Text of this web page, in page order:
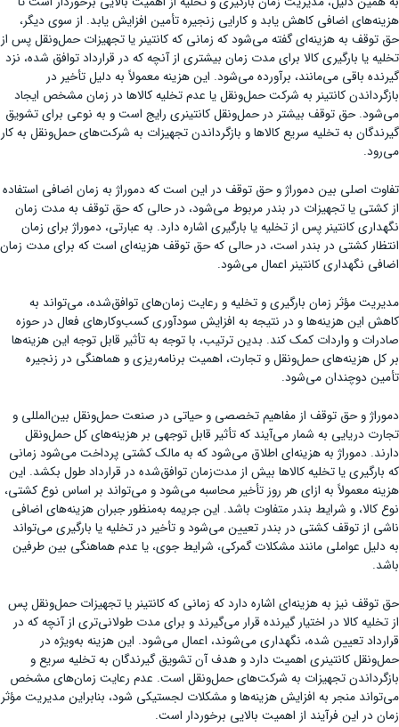
هزینه‌های اضافی کاهش یابد و کارایی زنجیره تأمین افزایش یابد. از سوی دیگر،
حق توقف به هزینه‌ای گفته می‌شود که زمانی که کانتینر یا تجهیزات حمل‌ونقل پس از
تخلیه یا بارگیری کالا برای مدت زمان بیشتری از آنچه که در قرارداد توافق شده، نزد
گیرنده باقی می‌مانند، برآورده می‌شود. این هزینه معمولاً به دلیل تأخیر در
بازگرداندن کانتینر به شرکت حمل‌ونقل یا عدم تخلیه کالاها در زمان مشخص ایجاد
می‌شود. حق توقف بیشتر در حمل‌ونقل کانتینری رایج است و به نوعی برای تشویق
گیرندگان به تخلیه سریع کالاها و بازگرداندن تجهیزات به شرکت‌های حمل‌ونقل به کار
می‌رود.
تفاوت اصلی بین دموراژ و حق توقف در این است که دموراژ به زمان اضافی استفاده
از کشتی یا تجهیزات در بندر مربوط می‌شود، در حالی که حق توقف به مدت زمان
نگهداری کانتینر پس از تخلیه یا بارگیری اشاره دارد. به عبارتی، دموراژ برای زمان
انتظار کشتی در بندر است، در حالی که حق توقف هزینه‌ای است که برای مدت زمان
اضافی نگهداری کانتینر اعمال می‌شود.
مدیریت مؤثر زمان بارگیری و تخلیه و رعایت زمان‌های توافق‌شده، می‌تواند به
کاهش این هزینه‌ها و در نتیجه به افزایش سودآوری کسب‌وکارهای فعال در حوزه
صادرات و واردات کمک کند. بدین ترتیب، با توجه به تأثیر قابل توجه این هزینه‌ها
بر کل هزینه‌های حمل‌ونقل و تجارت، اهمیت برنامه‌ریزی و هماهنگی در زنجیره
تأمین دوچندان می‌شود.
دموراژ و حق توقف از مفاهیم تخصصی و حیاتی در صنعت حمل‌ونقل بین‌المللی و
تجارت دریایی به شمار می‌آیند که تأثیر قابل توجهی بر هزینه‌های کل حمل‌ونقل
دارند. دموراژ به هزینه‌ای اطلاق می‌شود که به مالک کشتی پرداخت می‌شود زمانی
که بارگیری یا تخلیه کالاها بیش از مدت‌زمان توافق‌شده در قرارداد طول بکشد. این
هزینه معمولاً به ازای هر روز تأخیر محاسبه می‌شود و می‌تواند بر اساس نوع کشتی،
نوع کالا، و شرایط بندر متفاوت باشد. این جریمه به‌منظور جبران هزینه‌های اضافی
ناشی از توقف کشتی در بندر تعیین می‌شود و تأخیر در تخلیه یا بارگیری می‌تواند
به دلیل عواملی مانند مشکلات گمرکی، شرایط جوی، یا عدم هماهنگی بین طرفین
باشد.
حق توقف نیز به هزینه‌ای اشاره دارد که زمانی که کانتینر یا تجهیزات حمل‌ونقل پس
از تخلیه کالا در اختیار گیرنده قرار می‌گیرند و برای مدت طولانی‌تری از آنچه که در
قرارداد تعیین شده، نگهداری می‌شوند، اعمال می‌شود. این هزینه به‌ویژه در
حمل‌ونقل کانتینری اهمیت دارد و هدف آن تشویق گیرندگان به تخلیه سریع و
بازگرداندن تجهیزات به شرکت‌های حمل‌ونقل است. عدم رعایت زمان‌های مشخص
می‌تواند منجر به افزایش هزینه‌ها و مشکلات لجستیکی شود، بنابراین مدیریت مؤثر
زمان در این فرآیند از اهمیت بالایی برخوردار است.